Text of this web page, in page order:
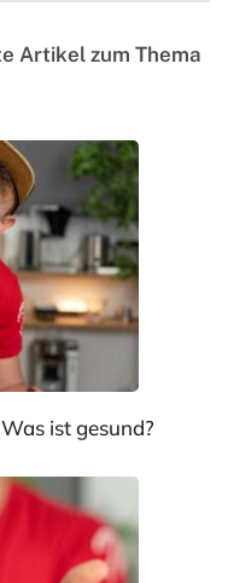
Artikel zum Thema
ist gesund?